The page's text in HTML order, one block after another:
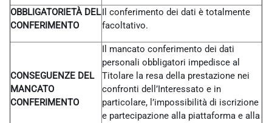
OBBLIGATORIETÀ DEL
CONFERIMENTO
Il conferimento dei dati è totalmente
facoltativo.
CONSEGUENZE DEL
MANCATO
CONFERIMENTO
Il mancato conferimento dei dati
personali obbligatori impedisce al
Titolare la resa della prestazione nei
confronti dell’Interessato e in
particolare, l’impossibilità di iscrizione
e partecipazione alla piattaforma e alla